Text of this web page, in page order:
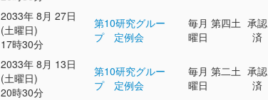
2033年 8月 27日
(土曜日)
17時30分
第10研究グルー
プ 定例会
毎月 第四土
曜日
承認
済
2033年 8月 13日
(土曜日)
20時30分
第10研究グルー
プ 定例会
毎月 第二土
曜日
承認
済